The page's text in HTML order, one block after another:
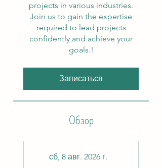
projects in various industries.
Join us to gain the expertise
required to lead projects
confidently and achieve your
goals.!
Записаться
Обзор
сб, 8 авг. 2026 г.